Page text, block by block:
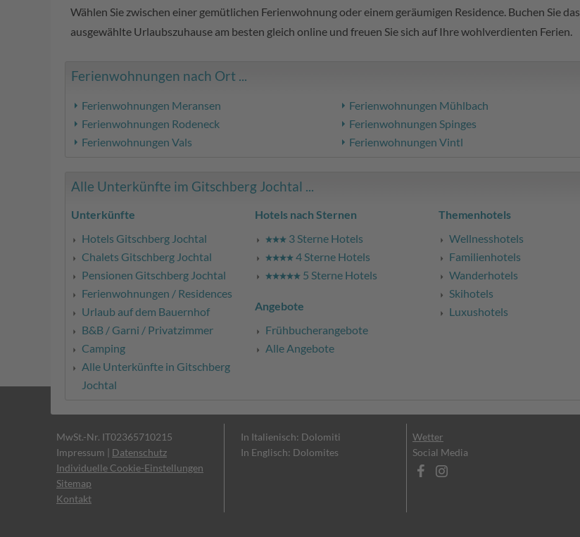
Wählen Sie zwischen einer gemütlichen Ferienwohnung oder einem geräumigen Residence. Buchen Sie das
ausgewählte Urlaubszuhause am besten gleich online und freuen Sie sich auf Ihre wohlverdienten Ferien.
Ferienwohnungen nach Ort ...
Ferienwohnungen Meransen
Ferienwohnungen Mühlbach
Ferienwohnungen Rodeneck
Ferienwohnungen Spinges
Ferienwohnungen Vals
Ferienwohnungen Vintl
Alle Unterkünfte im Gitschberg Jochtal ...
Unterkünfte
Hotels Gitschberg Jochtal
Chalets Gitschberg Jochtal
Pensionen Gitschberg Jochtal
Ferienwohnungen / Residences
Urlaub auf dem Bauernhof
B&B / Garni / Privatzimmer
Camping
Alle Unterkünfte in Gitschberg
Jochtal
Hotels nach Sternen
3 Sterne Hotels
4 Sterne Hotels
5 Sterne Hotels
Angebote
Frühbucherangebote
Alle Angebote
Themenhotels
Wellnesshotels
Familienhotels
Wanderhotels
Skihotels
Luxushotels
MwSt.-Nr. IT02365710215
Impressum | Datenschutz
Individuelle Cookie-Einstellungen
Sitemap
Kontakt
In Italienisch: Dolomiti
In Englisch: Dolomites
Wetter
Social Media